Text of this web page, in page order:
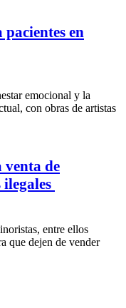
en
emocional y la
con obras de artistas
de
ilegales
entre ellos
que dejen de vender